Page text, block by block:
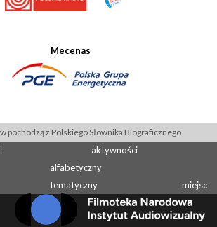
Mecenas
pochodzą z Polskiego Słownika Biograficznego
aktywności
alfabetyczny
tematyczny
miejsc